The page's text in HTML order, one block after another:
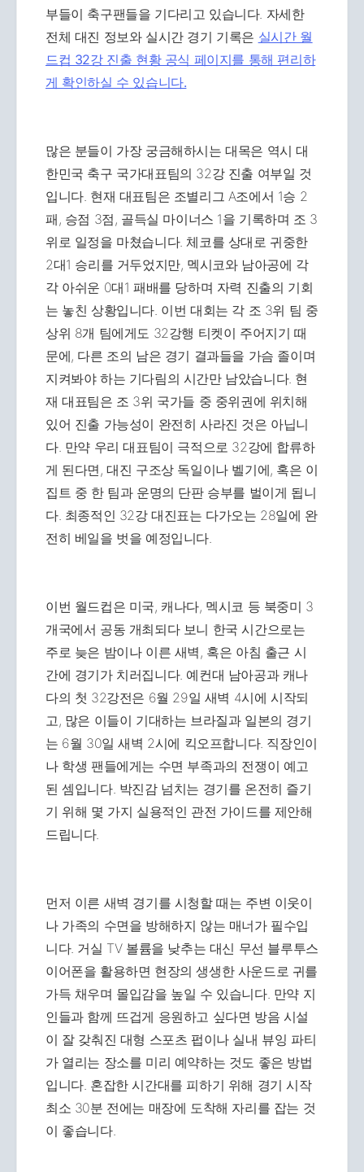
부들이 축구팬들을 기다리고 있습니다. 자세한
전체 대진 정보와 실시간 경기 기록은 실시간 월
드컵 32강 진출 현황 공식 페이지를 통해 편리하
게 확인하실 수 있습니다.
많은 분들이 가장 궁금해하시는 대목은 역시 대
한민국 축구 국가대표팀의 32강 진출 여부일 것
입니다. 현재 대표팀은 조별리그 A조에서 1승 2
패, 승점 3점, 골득실 마이너스 1을 기록하며 조 3
위로 일정을 마쳤습니다. 체코를 상대로 귀중한
2대1 승리를 거두었지만, 멕시코와 남아공에 각
각 아쉬운 0대1 패배를 당하며 자력 진출의 기회
는 놓친 상황입니다. 이번 대회는 각 조 3위 팀 중
상위 8개 팀에게도 32강행 티켓이 주어지기 때
문에, 다른 조의 남은 경기 결과들을 가슴 졸이며
지켜봐야 하는 기다림의 시간만 남았습니다. 현
재 대표팀은 조 3위 국가들 중 중위권에 위치해
있어 진출 가능성이 완전히 사라진 것은 아닙니
다. 만약 우리 대표팀이 극적으로 32강에 합류하
게 된다면, 대진 구조상 독일이나 벨기에, 혹은 이
집트 중 한 팀과 운명의 단판 승부를 벌이게 됩니
다. 최종적인 32강 대진표는 다가오는 28일에 완
전히 베일을 벗을 예정입니다.
이번 월드컵은 미국, 캐나다, 멕시코 등 북중미 3
개국에서 공동 개최되다 보니 한국 시간으로는
주로 늦은 밤이나 이른 새벽, 혹은 아침 출근 시
간에 경기가 치러집니다. 예컨대 남아공과 캐나
다의 첫 32강전은 6월 29일 새벽 4시에 시작되
고, 많은 이들이 기대하는 브라질과 일본의 경기
는 6월 30일 새벽 2시에 킥오프합니다. 직장인이
나 학생 팬들에게는 수면 부족과의 전쟁이 예고
된 셈입니다. 박진감 넘치는 경기를 온전히 즐기
기 위해 몇 가지 실용적인 관전 가이드를 제안해
드립니다.
먼저 이른 새벽 경기를 시청할 때는 주변 이웃이
나 가족의 수면을 방해하지 않는 매너가 필수입
니다. 거실 TV 볼륨을 낮추는 대신 무선 블루투스
이어폰을 활용하면 현장의 생생한 사운드로 귀를
가득 채우며 몰입감을 높일 수 있습니다. 만약 지
인들과 함께 뜨겁게 응원하고 싶다면 방음 시설
이 잘 갖춰진 대형 스포츠 펍이나 실내 뷰잉 파티
가 열리는 장소를 미리 예약하는 것도 좋은 방법
입니다. 혼잡한 시간대를 피하기 위해 경기 시작
최소 30분 전에는 매장에 도착해 자리를 잡는 것
이 좋습니다.